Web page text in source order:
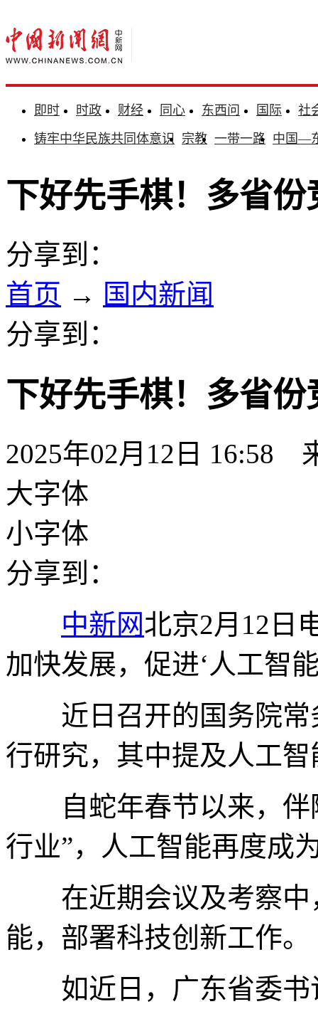
即时 时政 财经 同心 东西问 国际
社
铸牢中华民族共同体意识 宗教 一带一路 中国—
下好先手棋！多省
分享到：
首页 → 国内新闻
分享到：
下好先手棋！多省
2025年02月12日 16:58
大字体
小字体
分享到：
中新网北京2月12日
加快发展，促进‘人工智
近日召开的国务院常
行研究，其中提及人工智
自蛇年春节以来，伴
行业”，人工智能再度成
在近期会议及考察中
能，部署科技创新工作。
如近日，广东省委书